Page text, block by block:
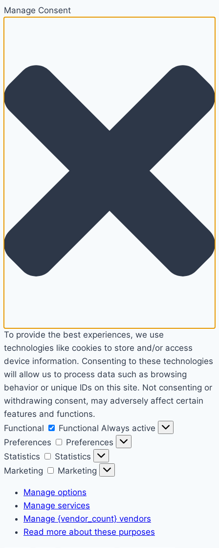
Manage Consent
To provide the best experiences, we use
technologies like cookies to store and/or access
device information. Consenting to these technologies
will allow us to process data such as browsing
behavior or unique IDs on this site. Not consenting or
withdrawing consent, may adversely affect certain
features and functions.
Functional
Functional Always active
Preferences
Preferences
Statistics
Statistics
Marketing
Marketing
Manage options
Manage services
Manage {vendor_count} vendors
Read more about these purposes